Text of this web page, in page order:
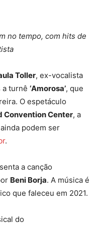
no tempo, com hits de
Toller, ex-vocalista
a turnê ‘Amorosa’, que
O espetáculo
Convention Center, a
podem ser
.
a canção
Beni Borja. A música é
que faleceu em 2021.
do